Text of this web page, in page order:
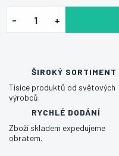
ŠIROKÝ SORTIMENT
Tisíce produktů od světových
výrobců.
RYCHLÉ DODÁNÍ
Zboží skladem expedujeme
obratem.